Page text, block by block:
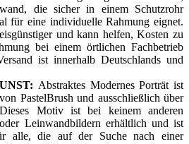
die sicher in einem Schutzrohr
für eine individuelle Rahmung eignet.
und kann helfen, Kosten zu
bei einem örtlichen Fachbetrieb
ist innerhalb Deutschlands und
Abstraktes Modernes Porträt ist
PastelBrush und ausschließlich über
Motiv ist bei keinem anderen
Leinwandbildern erhältlich und ist
alle, die auf der Suche nach einer